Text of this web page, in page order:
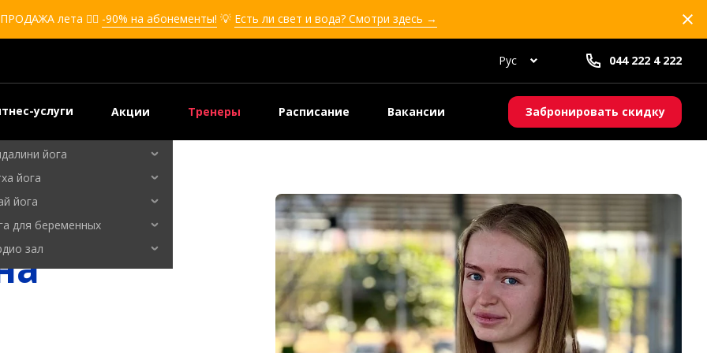
лета ❤️‍🔥 -90% на абонементы! 💡 Есть ли свет и вода? Смотри здесь →
Рус 044 222 4 222
услуги
для девушек
для детей
для девушек
для детей
йога
йога
йога
для беременных
зал
Акции Тренеры Расписание Вакансии Забронировать скидку